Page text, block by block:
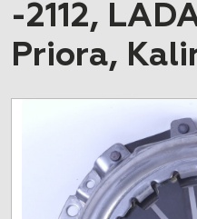
-2112,
Priora,